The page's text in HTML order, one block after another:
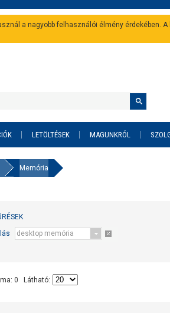
a nagyobb felhasználói élmény érdekében.
LETÖLTÉSEK MAGUNKRÓL
Memória
0 Látható: